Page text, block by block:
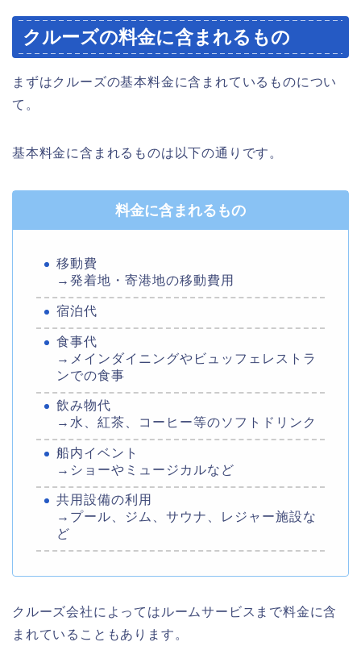
クルーズの料金に含まれるもの
まずはクルーズの基本料金に含まれているものについ
て。
基本料金に含まれるものは以下の通りです。
料金に含まれる もの
移動費
→発着地・寄港地の移動費用
宿泊代
食事代
→メインダイニングやビュッフェレストラ
ンでの食事
飲み物代
→水、紅茶、コーヒー等のソフトドリンク
船内イベント
→ショーやミュージカルなど
共用設備の利用
→プール、ジム、サウナ、レジャー施設な
ど
クルーズ会社によってはルームサービスまで料金に含
まれていることもあります。